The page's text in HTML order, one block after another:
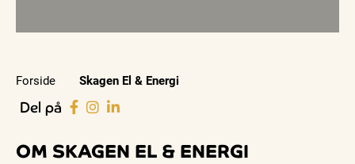
Forside Skagen El & Energi
Del på
OM SKAGEN EL & ENERGI